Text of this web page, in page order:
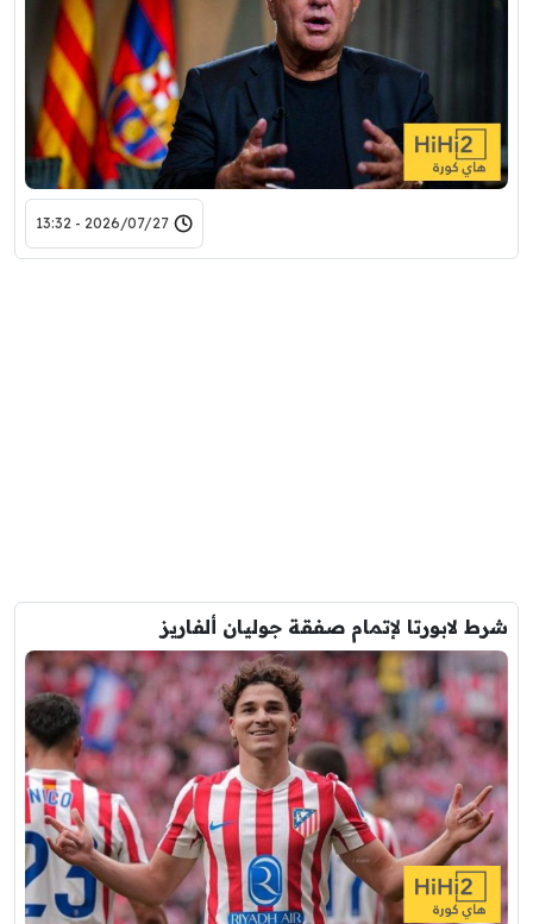
2026/07/27 - 13:32
شرط لابورتا لإتمام صفقة جوليان ألفاريز